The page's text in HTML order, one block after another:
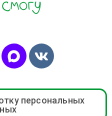
персональных